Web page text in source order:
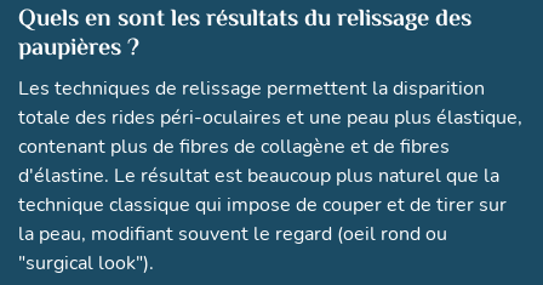
Quels en sont les résultats du relissage des
paupières ?
Les techniques de relissage permettent la disparition
totale des rides péri-oculaires et une peau plus élastique,
contenant plus de fibres de collagène et de fibres
d'élastine. Le résultat est beaucoup plus naturel que la
technique classique qui impose de couper et de tirer sur
la peau, modifiant souvent le regard (oeil rond ou
"surgical look").